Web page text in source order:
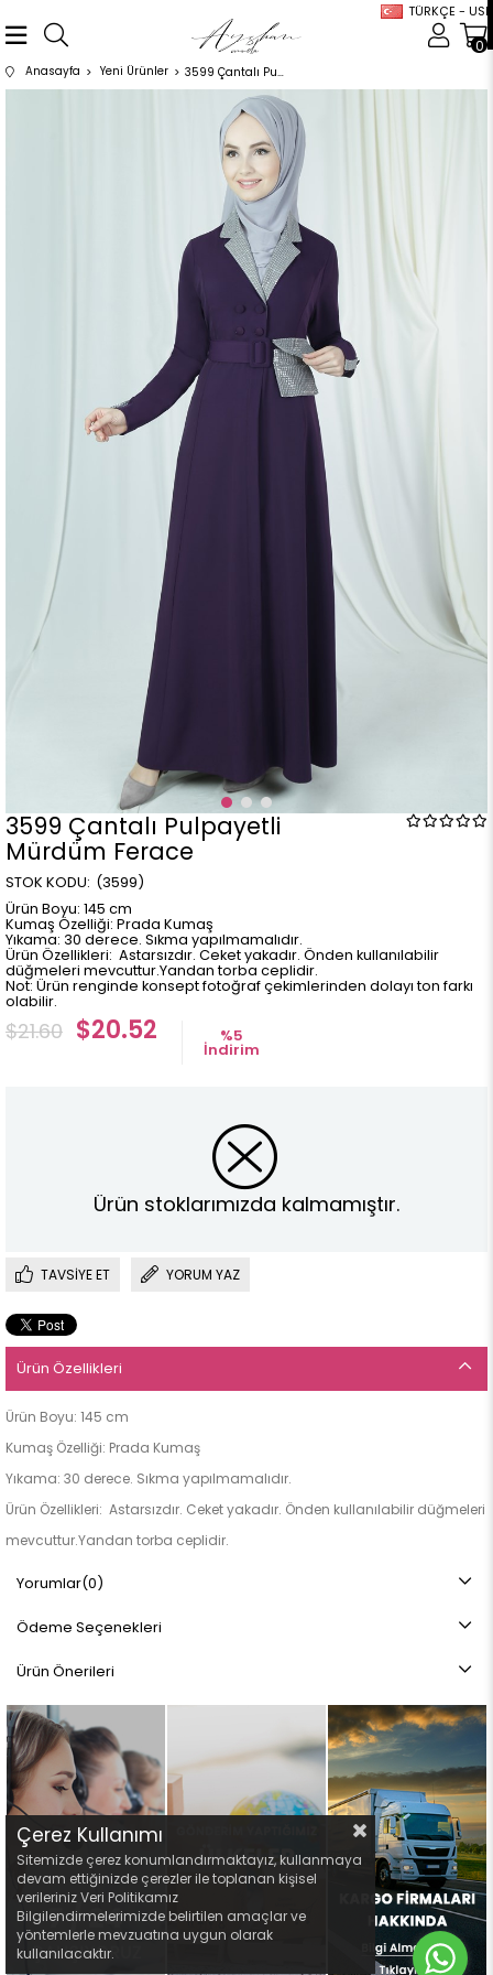
TÜRKÇE - USD
0
Anasayfa Yeni Ürünler 3599 Çantalı Pulpayetli Mürdüm Ferace
3599 Çantalı Pulpayetli
Mürdüm Ferace
(3599)
Ürün Boyu: 145 cm
Kumaş Özelliği: Prada Kumaş
Yıkama: 30 derece. Sıkma yapılmamalıdır.
Ürün Özellikleri: Astarsızdır. Ceket yakadır. Önden kullanılabilir
düğmeleri mevcuttur.Yandan torba ceplidir.
Not: Ürün renginde konsept fotoğraf çekimlerinden dolayı ton farkı
olabilir.
$21.60 $20.52 %5
İndirim
Ürün stoklarımızda kalmamıştır.
TAVSIYE ET YORUM YAZ
Ürün Özellikleri
Ürün Boyu: 145 cm
Kumaş Özelliği: Prada Kumaş
Yıkama: 30 derece. Sıkma yapılmamalıdır.
Ürün Özellikleri: Astarsızdır. Ceket yakadır. Önden kullanılabilir düğmeleri
mevcuttur.Yandan torba ceplidir.
Not: Ürün renginde konsept fotoğraf çekimlerinden dolayı ton farkı
Yorumlar(0)
Ödeme Seçenekleri
Ürün Önerileri
Çerez Kullanımı
Sitemizde çerez konumlandırmaktayız, kullanmaya
devam ettiğinizde çerezler ile toplanan kişisel
verileriniz Veri Politikamız
Bilgilendirmelerimizde belirtilen amaçlar ve
yöntemlerle mevzuatına uygun olarak
kullanılacaktır.